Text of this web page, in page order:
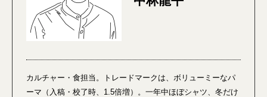
カルチャー・食担当。トレードマークは、ボリューミーなパ
ーマ（入稿・校了時、1.5倍増）。一年中ほぼシャツ、冬だけ